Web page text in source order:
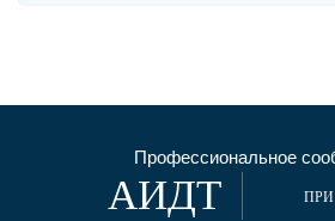
Профессиональное
АИДТ